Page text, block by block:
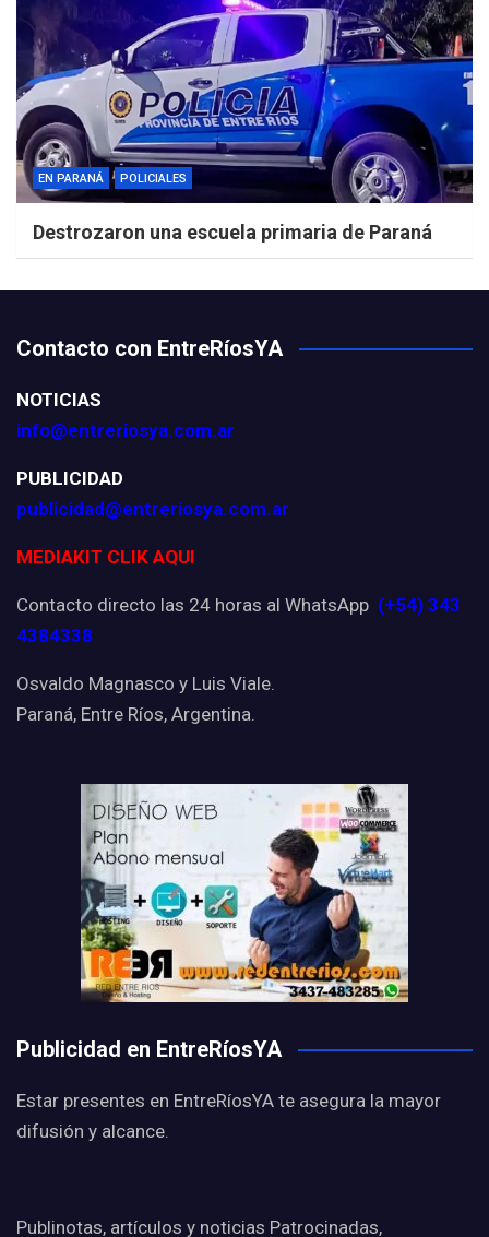
EN PARANÁ POLICIALES
Destrozaron una escuela primaria de Paraná
Contacto con EntreRíosYA
NOTICIAS
info@entreriosya.com.ar
PUBLICIDAD
publicidad@entreriosya.com.ar
MEDIAKIT CLIK AQUI
Contacto directo las 24 horas al WhatsApp (+54) 343
4384338
Osvaldo Magnasco y Luis Viale.
Paraná, Entre Ríos, Argentina.
Publicidad en EntreRíosYA
Estar presentes en EntreRíosYA te asegura la mayor
difusión y alcance.
Publinotas, artículos y noticias Patrocinadas,